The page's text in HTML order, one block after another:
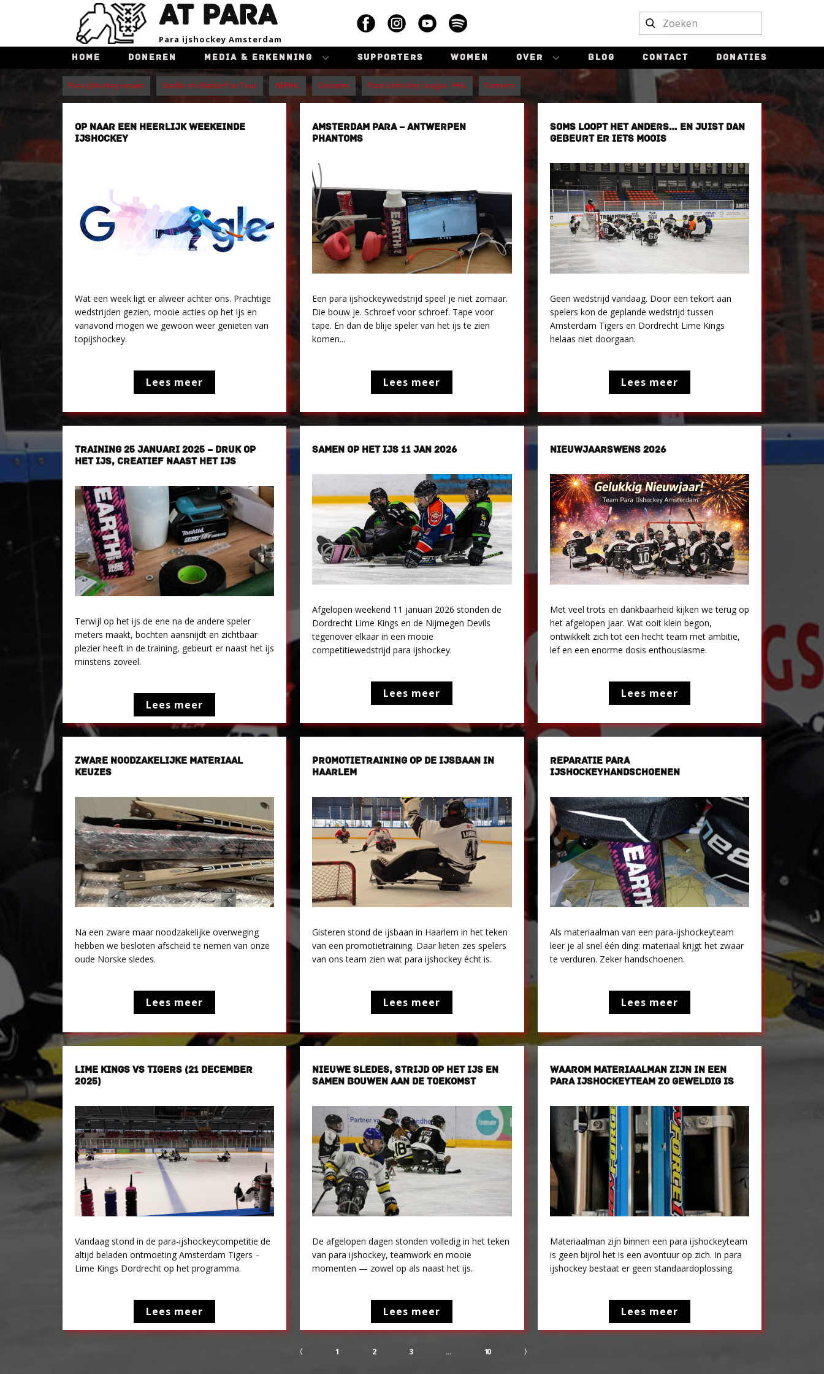
AT PARA
Para ijsho​ckey Amsterdam
HOME DONEREN MEDIA & ERKENNING SUPPORTERS WOMEN OVER BLOG CONTACT DONATIES
Para ijshockey nieuws Stadler en Waldorf on Tour NEPIHL Donaties Para Icehockey League - PHL Partners
OP NAAR EEN HEERLIJK WEEKEINDE
IJSHOCKEY
Wat een week ligt er alweer achter ons. Prachtige
wedstrijden gezien, mooie acties op het ijs en
vanavond mogen we gewoon weer genieten van
topijshockey.
Lees meer
AMSTERDAM PARA – ANTWERPEN
PHANTOMS
Een para ijshockeywedstrijd speel je niet zomaar.
Die bouw je. Schroef voor schroef. Tape voor
tape. En dan de blije speler van het ijs te zien
komen...
Lees meer
SOMS LOOPT HET ANDERS… EN JUIST DAN
GEBEURT ER IETS MOOIS
Geen wedstrijd vandaag. Door een tekort aan
spelers kon de geplande wedstrijd tussen
Amsterdam Tigers en Dordrecht Lime Kings
helaas niet doorgaan.
Lees meer
TRAINING 25 JANUARI 2025 – DRUK OP
HET IJS, CREATIEF NAAST HET IJS
Terwijl op het ijs de ene na de andere speler
meters maakt, bochten aansnijdt en zichtbaar
plezier heeft in de training, gebeurt er naast het ijs
minstens zoveel.
Lees meer
SAMEN OP HET IJS 11 JAN 2026
Afgelopen weekend 11 januari 2026 stonden de
Dordrecht Lime Kings en de Nijmegen Devils
tegenover elkaar in een mooie
competitiewedstrijd para ijshockey.
Lees meer
NIEUWJAARSWENS 2026
Met veel trots en dankbaarheid kijken we terug op
het afgelopen jaar. Wat ooit klein begon,
ontwikkelt zich tot een hecht team met ambitie,
lef en een enorme dosis enthousiasme.
Lees meer
ZWARE NOODZAKELIJKE MATERIAAL
KEUZES
Na een zware maar noodzakelijke overweging
hebben we besloten afscheid te nemen van onze
oude Norske sledes.
Lees meer
PROMOTIETRAINING OP DE IJSBAAN IN
HAARLEM
Gisteren stond de ijsbaan in Haarlem in het teken
van een promotietraining. Daar lieten zes spelers
van ons team zien wat para ijshockey écht is.
Lees meer
REPARATIE PARA
IJSHOCKEYHANDSCHOENEN
Als materiaalman van een para-ijshockeyteam
leer je al snel één ding: materiaal krijgt het zwaar
te verduren. Zeker handschoenen.
Lees meer
LIME KINGS VS TIGERS (21 DECEMBER
2025)
Vandaag stond in de para-ijshockeycompetitie de
altijd beladen ontmoeting Amsterdam Tigers –
Lime Kings Dordrecht op het programma.
Lees meer
NIEUWE SLEDES, STRIJD OP HET IJS EN
SAMEN BOUWEN AAN DE TOEKOMST
De afgelopen dagen stonden volledig in het teken
van para ijshockey, teamwork en mooie
momenten — zowel op als naast het ijs.
Lees meer
WAAROM MATERIAALMAN ZIJN IN EEN
PARA IJSHOCKEYTEAM ZO GEWELDIG IS
Materiaalman zijn binnen een para ijshockeyteam
is geen bijrol het is een avontuur op zich. In para
ijshockey bestaat er geen standaardoplossing.
Lees meer
〈 1 2 3 … 10 〉